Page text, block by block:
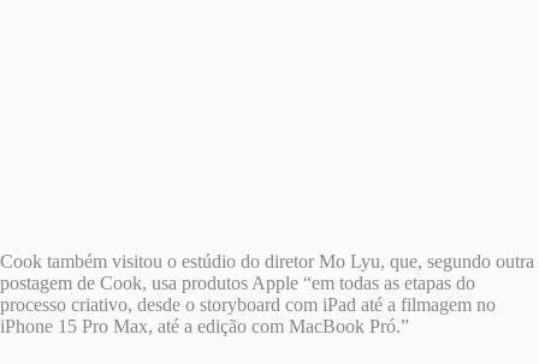
Cook também visitou o estúdio do diretor Mo Lyu, que, segundo outra
postagem de Cook, usa produtos Apple “em todas as etapas do
processo criativo, desde o storyboard com iPad até a filmagem no
iPhone 15 Pro Max, até a edição com MacBook Pró.”